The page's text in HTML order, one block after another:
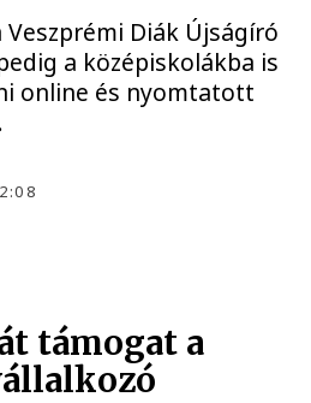
Diák Újságíró
a középiskolákba is
online és nyomtatott
támogat a